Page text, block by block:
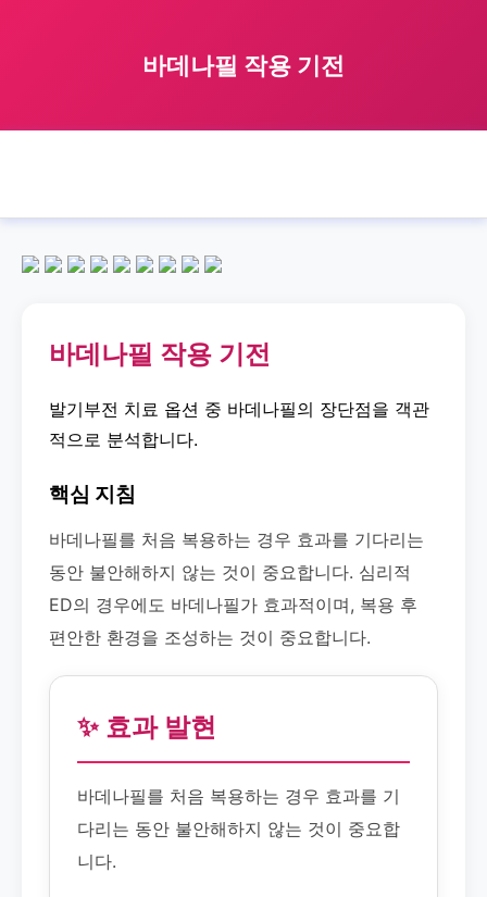
바데나필 작용 기전
바데나필 작용 기전
발기부전 치료 옵션 중 바데나필의 장단점을 객관
적으로 분석합니다.
핵심 지침
바데나필를 처음 복용하는 경우 효과를 기다리는
동안 불안해하지 않는 것이 중요합니다. 심리적
ED의 경우에도 바데나필가 효과적이며, 복용 후
편안한 환경을 조성하는 것이 중요합니다.
✨ 효과 발현
바데나필를 처음 복용하는 경우 효과를 기
다리는 동안 불안해하지 않는 것이 중요합
니다.